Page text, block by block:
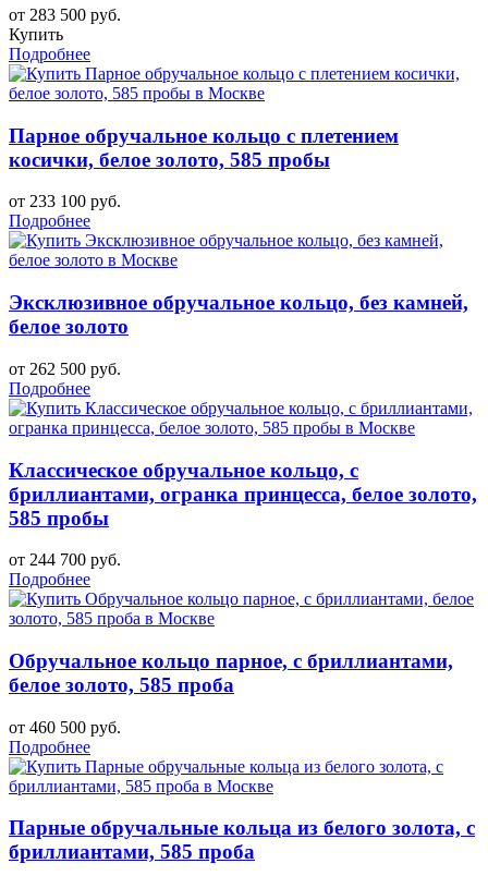
от 283 500 руб.
Купить
Подробнее
Парное обручальное кольцо с плетением
косички, белое золото, 585 пробы
от 233 100 руб.
Подробнее
Эксклюзивное обручальное кольцо, без камней,
белое золото
от 262 500 руб.
Подробнее
Классическое обручальное кольцо, с
бриллиантами, огранка принцесса, белое золото,
585 пробы
от 244 700 руб.
Подробнее
Обручальное кольцо парное, с бриллиантами,
белое золото, 585 проба
от 460 500 руб.
Подробнее
Парные обручальные кольца из белого золота, с
бриллиантами, 585 проба